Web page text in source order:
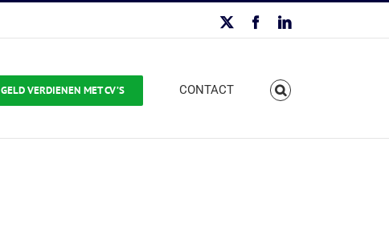
X FacebookLinkedIn
GELD VERDIENEN MET CV’S CONTACT